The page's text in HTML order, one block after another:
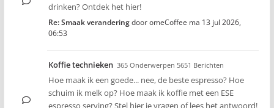
drinken? Ontdek het hier!
Re: Smaak veranderingdooromeCoffee ma 13 jul 2026,
06:53
Koffie technieken 365 Onderwerpen 5651 Berichten
Hoe maak ik een goede... nee, de beste espresso? Hoe
schuim ik melk op? Hoe maak ik koffie met een ESE
espresso serving? Stel hier je vragen of lees het antwoord!